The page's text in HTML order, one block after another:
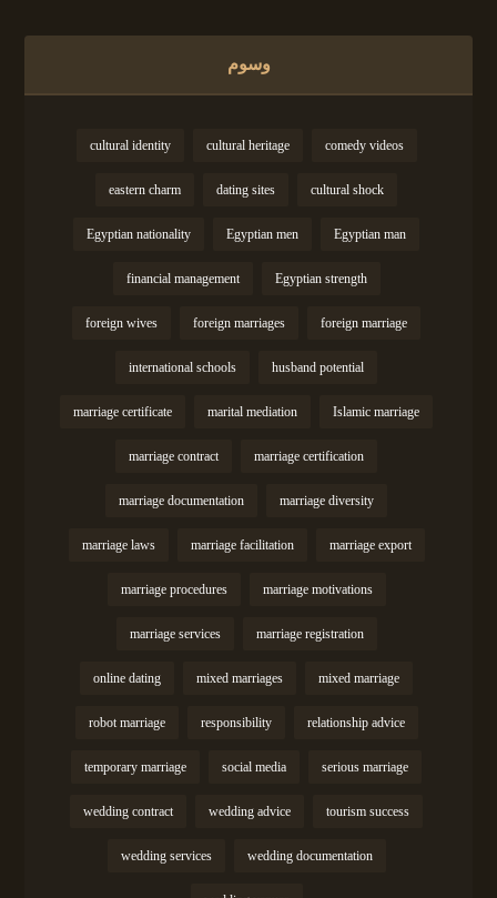
وسوم
comedy videos
cultural heritage
cultural identity
cultural shock
dating sites
eastern charm
Egyptian man
Egyptian men
Egyptian nationality
Egyptian strength
financial management
foreign marriage
foreign marriages
foreign wives
husband potential
international schools
Islamic marriage
marital mediation
marriage certificate
marriage certification
marriage contract
marriage diversity
marriage documentation
marriage export
marriage facilitation
marriage laws
marriage motivations
marriage procedures
marriage registration
marriage services
mixed marriage
mixed marriages
online dating
relationship advice
responsibility
robot marriage
serious marriage
social media
temporary marriage
tourism success
wedding advice
wedding contract
wedding documentation
wedding services